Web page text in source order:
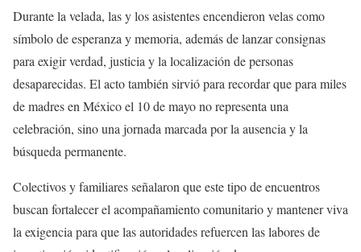
Durante la velada, las y los asistentes encendieron velas como
símbolo de esperanza y memoria, además de lanzar consignas
para exigir verdad, justicia y la localización de personas
desaparecidas. El acto también sirvió para recordar que para miles
de madres en México el 10 de mayo no representa una
celebración, sino una jornada marcada por la ausencia y la
búsqueda permanente.
Colectivos y familiares señalaron que este tipo de encuentros
buscan fortalecer el acompañamiento comunitario y mantener viva
la exigencia para que las autoridades refuercen las labores de